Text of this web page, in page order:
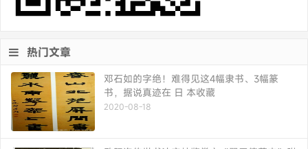
热门文章
邓石如的字绝！难得见这4幅隶书、3幅篆
书，据说真迹在 日 本收藏
2020-08-18